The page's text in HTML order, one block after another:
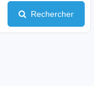
Rechercher